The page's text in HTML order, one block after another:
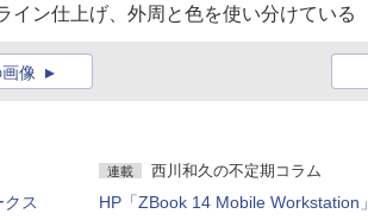
ン仕上げ、外周と色を使い分けている
像
ス
連載 西川和久の不定期コラム
HP「ZBook 14 Mobile Workstation」